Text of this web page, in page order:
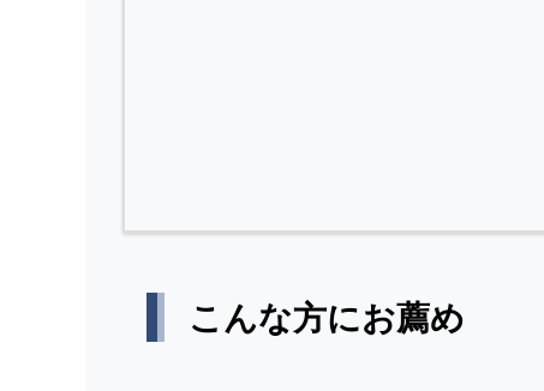
こんな方にお薦め